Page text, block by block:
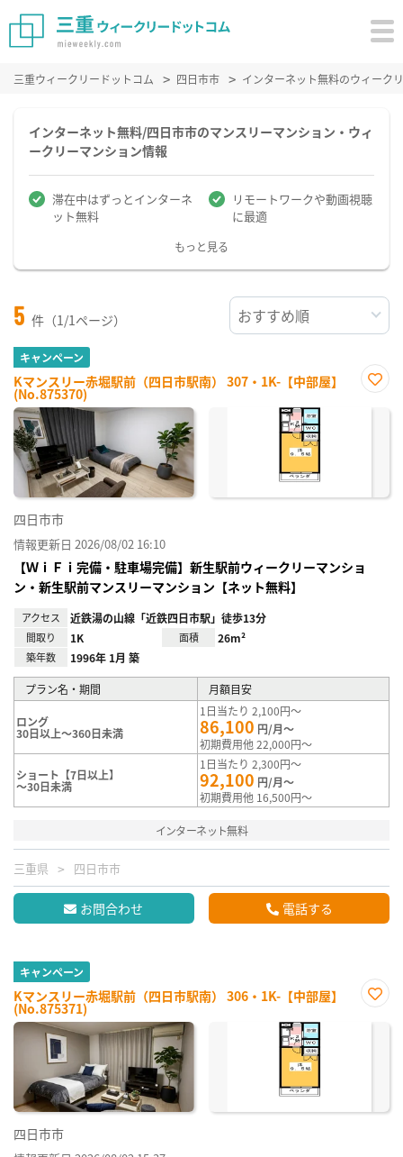
三重ウィークリードットコム 四日市市 インターネット無料のウィーク
インターネット無料/四日市市のマンスリーマンション・ウィ
ークリーマンション情報
滞在中はずっとインターネ
ット無料
リモートワークや動画視聴
に最適
もっと見る
5 件（1/1ページ）
キャンペーン
Kマンスリー赤堀駅前（四日市駅南） 307・1K-【中部屋】
(No.875370)
に入
四日市市
情報更新日 2026/08/02 16:10
【ＷｉＦｉ完備・駐車場完備】新生駅前ウィークリーマンショ
ン・新生駅前マンスリーマンション【ネット無料】
アクセス 近鉄湯の山線「近鉄四日市駅」徒歩13分
間取り 1K 面積 26m²
築年数 1996年 1月 築
プラン名・期間 月額目安
ロング
30日以上～360日未満
1日当たり 2,100円～
86,100 円/月～
初期費用他 22,000円～
ショート【7日以上】
～30日未満
1日当たり 2,300円～
92,100 円/月～
初期費用他 16,500円～
インターネット無料
三重県 四日市市
お問合わせ 電話する
キャンペーン
Kマンスリー赤堀駅前（四日市駅南） 306・1K-【中部屋】
(No.875371)
に入
四日市市